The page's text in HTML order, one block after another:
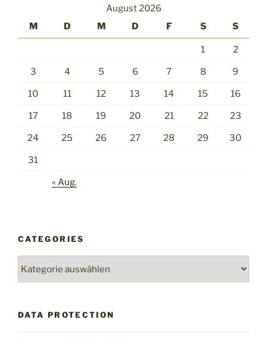
August 2026
M
D M D F S S
1 2
3 4 5 6 7 8 9
10 11 12 13 14 15 16
17 18 19 20 21 22 23
24 25 26 27 28 29 30
31
« Aug.
CATEGORIES
DATA PROTECTION